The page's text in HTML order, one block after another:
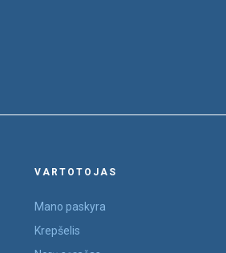
VARTOTOJAS
Mano paskyra
Krepšelis